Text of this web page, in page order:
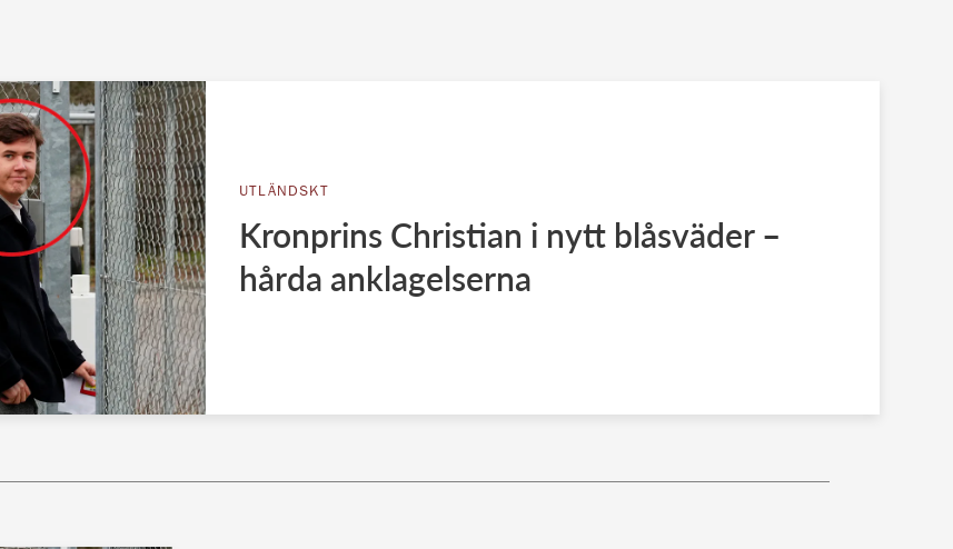
UTLÄNDSKT
Kronprins Christian i nytt blåsväder –
hårda anklagelserna